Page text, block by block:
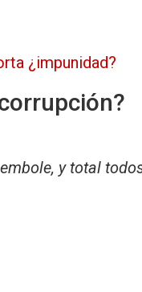
¿impunidad?
y total